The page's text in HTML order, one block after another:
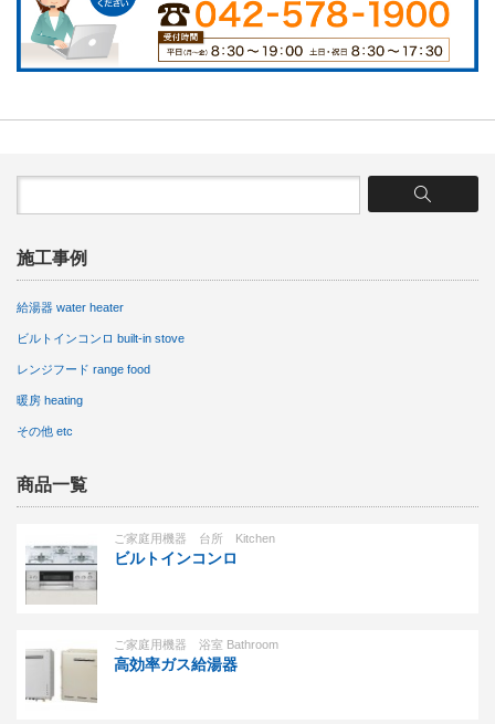
施工事例
給湯器 water heater
ビルトインコンロ built-in stove
レンジフード range food
暖房 heating
その他 etc
商品一覧
ご家庭用機器 台所 Kitchen
ビルトインコンロ
ご家庭用機器 浴室 Bathroom
高効率ガス給湯器